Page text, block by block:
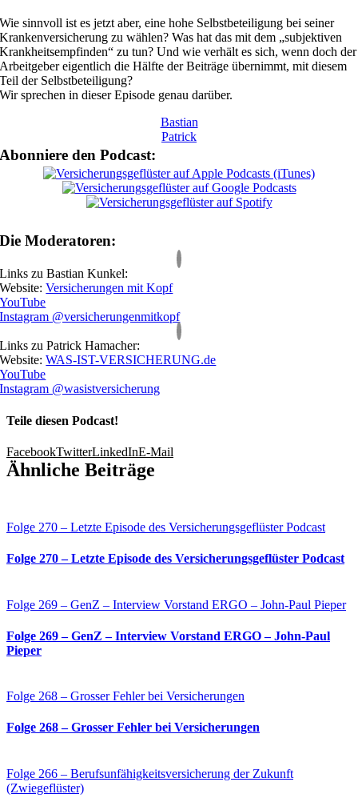
Wie sinnvoll ist es jetzt aber, eine hohe Selbstbeteiligung bei seiner
Krankenversicherung zu wählen? Was hat das mit dem „subjektiven
Krankheitsempfinden“ zu tun? Und wie verhält es sich, wenn doch der
Arbeitgeber eigentlich die Hälfte der Beiträge übernimmt, mit diesem
Teil der Selbstbeteiligung?
Wir sprechen in dieser Episode genau darüber.
Bastian
Patrick
Abonniere den Podcast:
Die Moderatoren:
Links zu Bastian Kunkel:
Website:Versicherungen mit Kopf
YouTube
Instagram @versicherungenmitkopf
Links zu Patrick Hamacher:
Website:WAS-IST-VERSICHERUNG.de
YouTube
Instagram @wasistversicherung
Teile diesen Podcast!
FacebookTwitterLinkedInE-Mail
Ähnliche Beiträge
Folge 270 – Letzte Episode des Versicherungsgeflüster Podcast
Folge 270 – Letzte Episode des Versicherungsgeflüster Podcast
Folge 269 – GenZ – Interview Vorstand ERGO – John-Paul Pieper
Folge 269 – GenZ – Interview Vorstand ERGO – John-Paul
Pieper
Folge 268 – Grosser Fehler bei Versicherungen
Folge 268 – Grosser Fehler bei Versicherungen
Folge 266 – Berufsunfähigkeitsversicherung der Zukunft
(Zwiegeflüster)